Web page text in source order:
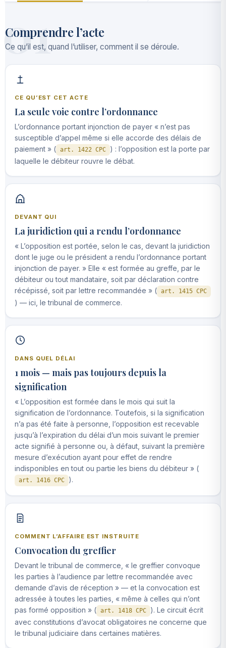
01
Comprendre l’acte
Ce qu’il est, quand l’utiliser, comment il se déroule.
CE QU’EST CET ACTE
La seule voie contre l’ordonnance
L’ordonnance portant injonction de payer « n’est pas
susceptible d’appel même si elle accorde des délais de
paiement » ( art. 1422 CPC
) : l’opposition est la porte par
laquelle le débiteur rouvre le débat.
DEVANT QUI
La juridiction qui a rendu l’ordonnance
« L’opposition est portée, selon le cas, devant la juridiction
dont le juge ou le président a rendu l’ordonnance portant
injonction de payer. » Elle « est formée au greffe, par le
débiteur ou tout mandataire, soit par déclaration contre
récépissé, soit par lettre recommandée » ( art. 1415 CPC
) — ici, le tribunal de commerce.
DANS QUEL DÉLAI
1 mois — mais pas toujours depuis la
signification
« L’opposition est formée dans le mois qui suit la
signification de l’ordonnance. Toutefois, si la signification
n’a pas été faite à personne, l’opposition est recevable
jusqu’à l’expiration du délai d’un mois suivant le premier
acte signifié à personne ou, à défaut, suivant la première
mesure d’exécution ayant pour effet de rendre
indisponibles en tout ou partie les biens du débiteur » (
art. 1416 CPC ).
COMMENT L’AFFAIRE EST INSTRUITE
Convocation du greffier
Devant le tribunal de commerce, « le greffier convoque
les parties à l’audience par lettre recommandée avec
demande d’avis de réception » — et la convocation est
adressée à toutes les parties, « même à celles qui n’ont
pas formé opposition » ( art. 1418 CPC
). Le circuit écrit
avec constitutions d’avocat obligatoires ne concerne que
le tribunal judiciaire dans certaines matières.